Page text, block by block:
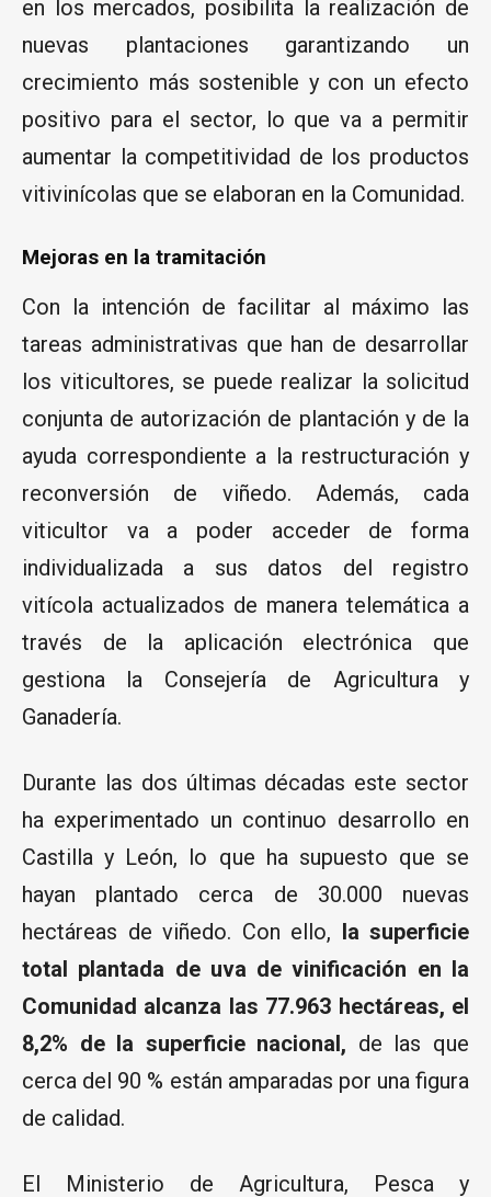
en los mercados, posibilita la realización de
nuevas plantaciones garantizando un
crecimiento más sostenible y con un efecto
positivo para el sector, lo que va a permitir
aumentar la competitividad de los productos
vitivinícolas que se elaboran en la Comunidad.
Mejoras en la tramitación
Con la intención de facilitar al máximo las
tareas administrativas que han de desarrollar
los viticultores, se puede realizar la solicitud
conjunta de autorización de plantación y de la
ayuda correspondiente a la restructuración y
reconversión de viñedo. Además, cada
viticultor va a poder acceder de forma
individualizada a sus datos del registro
vitícola actualizados de manera telemática a
través de la aplicación electrónica que
gestiona la Consejería de Agricultura y
Ganadería.
Durante las dos últimas décadas este sector
ha experimentado un continuo desarrollo en
Castilla y León, lo que ha supuesto que se
hayan plantado cerca de 30.000 nuevas
hectáreas de viñedo. Con ello, la superficie
total plantada de uva de vinificación en la
Comunidad alcanza las 77.963 hectáreas, el
8,2% de la superficie nacional, de las que
cerca del 90 % están amparadas por una figura
de calidad.
El Ministerio de Agricultura, Pesca y